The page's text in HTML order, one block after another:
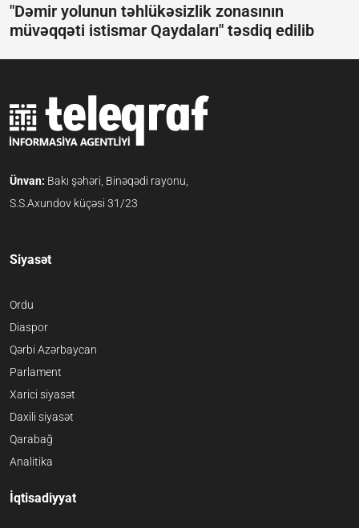
"Dəmir yolunun təhlükəsizlik zonasının
müvəqqəti istismar Qaydaları" təsdiq edilib
Ünvan: Bakı şəhəri, Binəqədi rayonu,
S.S.Axundov küçəsi 31/23
Siyasət
Ordu
Diaspor
Qərbi Azərbaycan
Parlament
Xarici siyasət
Daxili siyasət
Qarabağ
Analitika
İqtisadiyyat